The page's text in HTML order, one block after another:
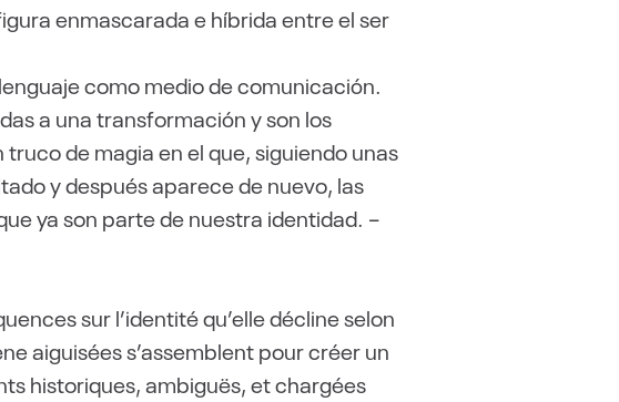
enmascarada e híbrida entre el ser
como medio de comunicación.
a una transformación y son los
de magia en el que, siguiendo unas
y después aparece de nuevo, las
ya son parte de nuestra identidad. –
sur l’identité qu’elle décline selon
aiguisées s’assemblent pour créer un
historiques, ambiguës, et chargées